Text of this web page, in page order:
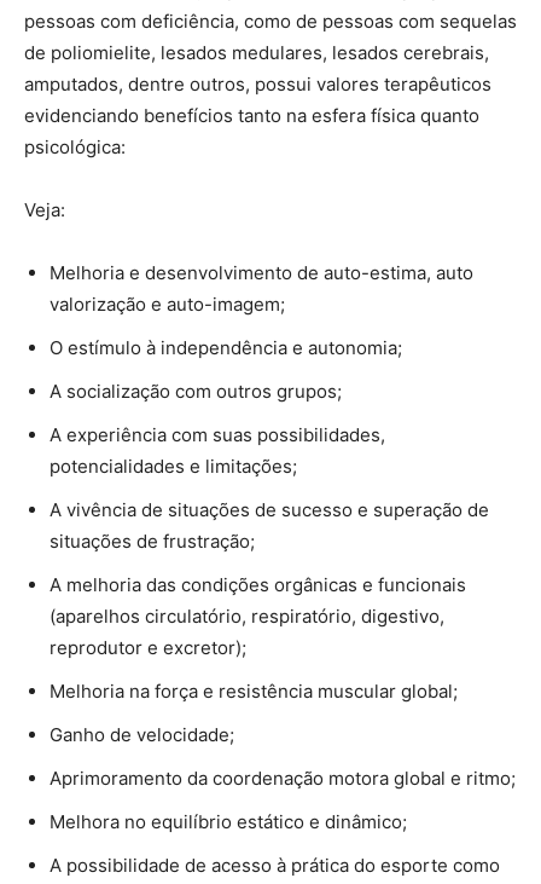
pessoas com deficiência, como de pessoas com sequelas
de poliomielite, lesados medulares, lesados cerebrais,
amputados, dentre outros, possui valores terapêuticos
evidenciando benefícios tanto na esfera física quanto
psicológica:
Veja:
Melhoria e desenvolvimento de auto-estima, auto
valorização e auto-imagem;
O estímulo à independência e autonomia;
A socialização com outros grupos;
A experiência com suas possibilidades,
potencialidades e limitações;
A vivência de situações de sucesso e superação de
situações de frustração;
A melhoria das condições orgânicas e funcionais
(aparelhos circulatório, respiratório, digestivo,
reprodutor e excretor);
Melhoria na força e resistência muscular global;
Ganho de velocidade;
Aprimoramento da coordenação motora global e ritmo;
Melhora no equilíbrio estático e dinâmico;
A possibilidade de acesso à prática do esporte como